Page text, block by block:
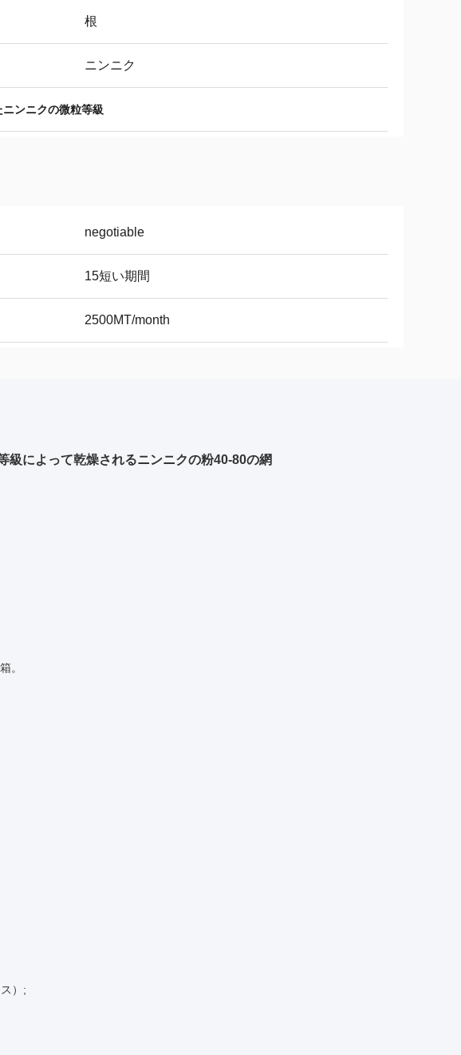
根
ニンニク
ンニクの微粒等級
negotiable
15短い期間
2500MT/month
級によって乾燥されるニンニクの粉40-80の網
。
）;